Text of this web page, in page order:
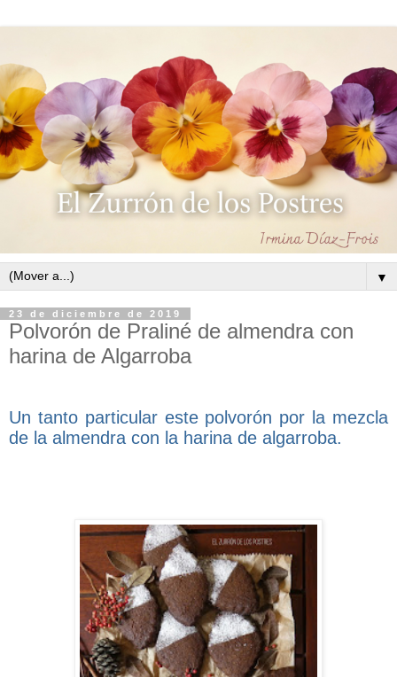
▼
23 de diciembre de 2019
Polvorón de Praliné de almendra con
harina de Algarroba
Un tanto particular este polvorón por la mezcla
de la almendra con la harina de algarroba.